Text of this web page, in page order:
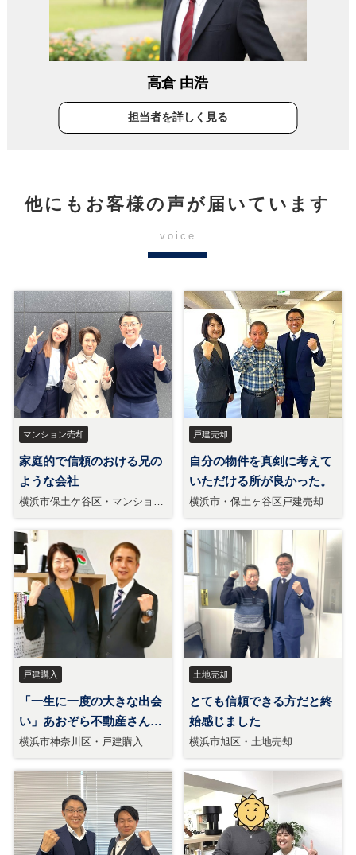
高倉 由浩
担当者を詳しく見る
他にもお客様の声が届いています
voice